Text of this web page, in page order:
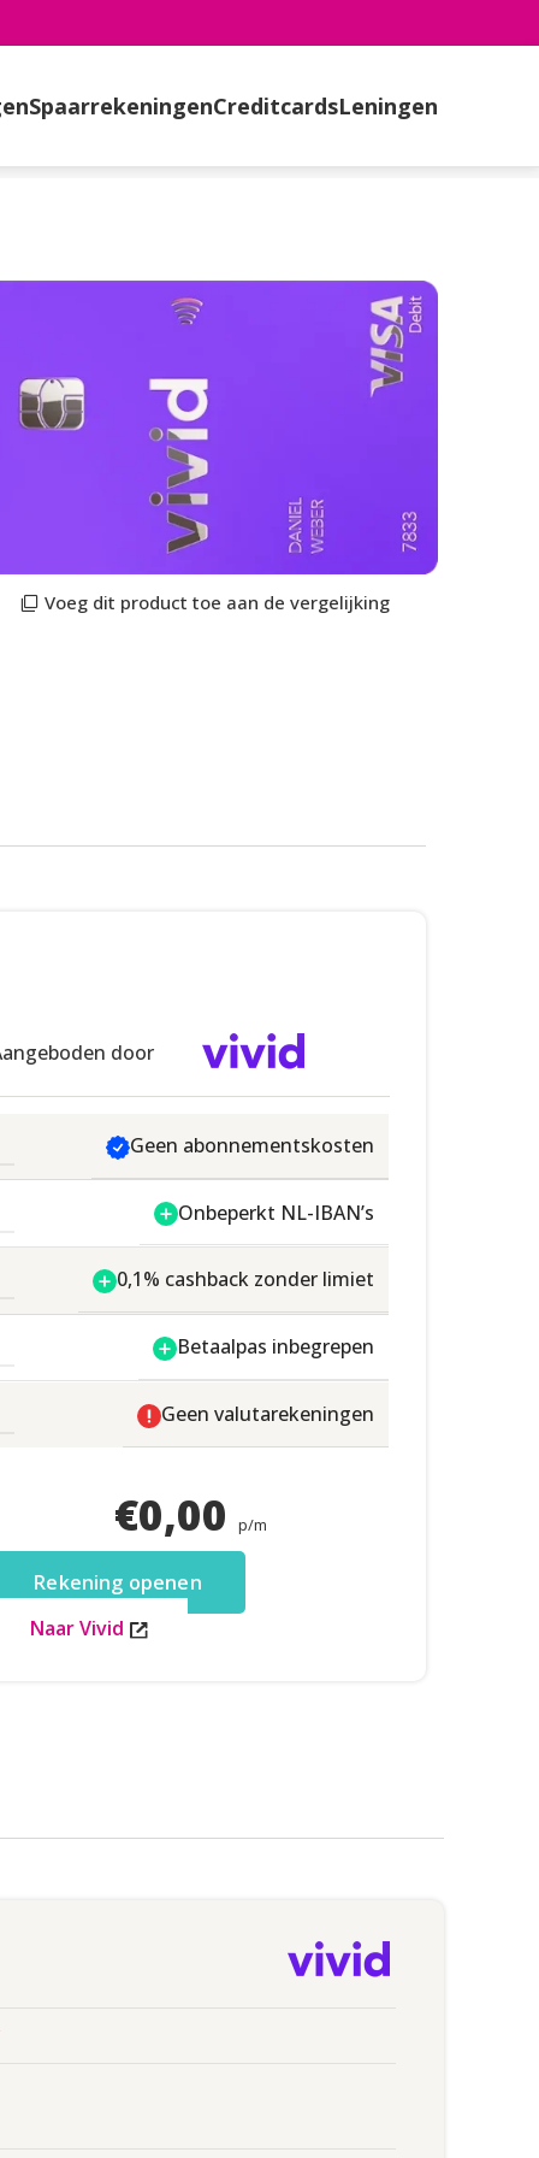
SpaarrekeningenCreditcardsLeningen
Voeg dit product toe aan de vergelijking
door
Geen abonnementskosten
Onbeperkt NL-IBAN’s
0,1% cashback zonder limiet
Betaalpas inbegrepen
Geen valutarekeningen
€0,00 p/m
Rekening openen
Naar Vivid